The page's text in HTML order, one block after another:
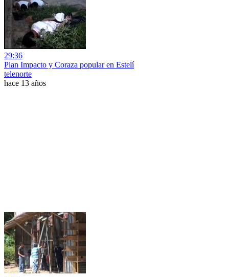
29:36
Plan Impacto y Coraza popular en Estelí
telenorte
hace 13 años